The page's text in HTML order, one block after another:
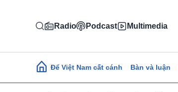
Radio Podcast Multimedia
Main navigation
Để Việt Nam cất cánh Bàn và luận